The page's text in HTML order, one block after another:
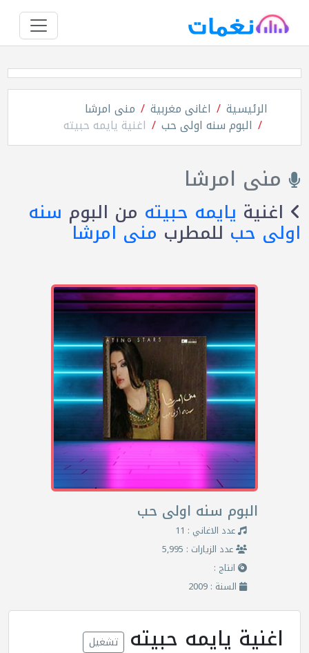
الرئيسية اغانى مغربية منى امرشا
البوم سنه اولى حب اغنية يايمه حبيته
منى امرشا
اغنية يايمه حبيته من البوم سنه
اولى حب للمطرب منى امرشا
البوم سنه اولى حب
عدد الاغاني : 11
عدد الزيارات : 5,995
انتاج :
السنة : 2009
اغنية يايمه حبيته تشغيل